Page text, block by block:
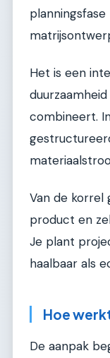
Het is een
combineert.
Van de
product en
Je plant
haalbaar als
Hoe
De aanpak